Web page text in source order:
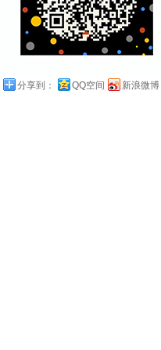
分享到： QQ空间 新浪微博